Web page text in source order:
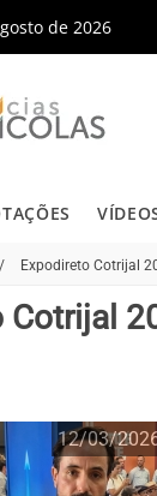
de 2026
/ Expodireto Cotrijal
Cotrijal
12/03/